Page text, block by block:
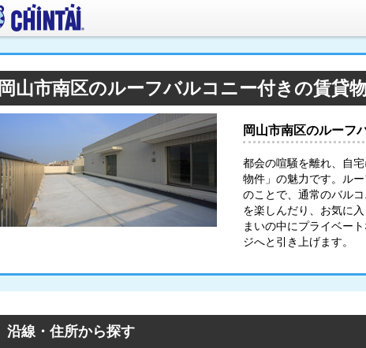
岡山市南区のルーフバルコニー付きの賃貸
岡山市南区のルーフ
都会の喧騒を離れ、自
物件」の魅力です。ル
のことで、通常のバル
を楽しんだり、お気に
まいの中にプライベー
ジへと引き上げます。
沿線・住所から探す